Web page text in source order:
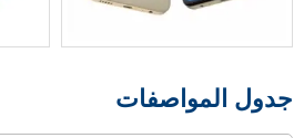
جدول المواصفات